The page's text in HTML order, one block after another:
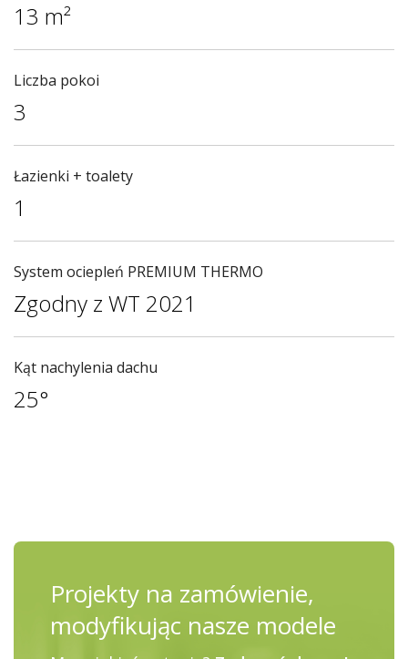
13 m²
Liczba pokoi
3
Łazienki + toalety
1
System ociepleń PREMIUM THERMO
Zgodny z WT 2021
Kąt nachylenia dachu
25°
Projekty na zamówienie,
modyfikując nasze modele